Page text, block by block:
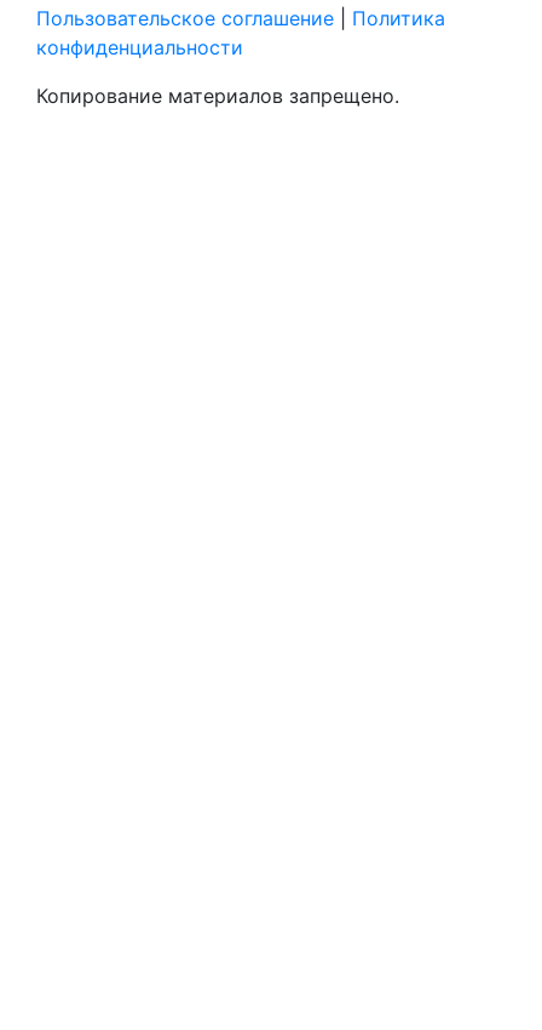
Пользовательское соглашение
Политика
конфиденциальности
Копирование материалов запрещено.